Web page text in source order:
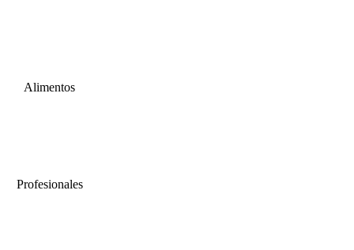
Alimentos
Profesionales